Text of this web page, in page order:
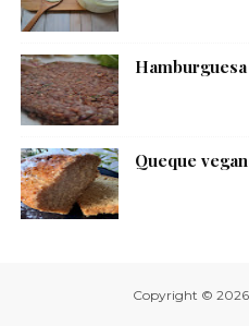
Queque
Copyright © 2026